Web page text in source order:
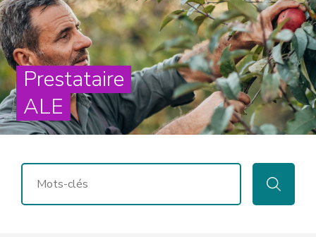
Prestataire
ALE
RECHERCHER